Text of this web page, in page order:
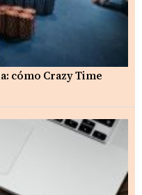
cómo Crazy Time